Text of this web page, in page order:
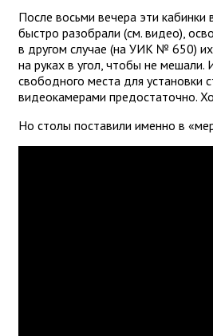
После восьми вечера эти кабинки
быстро разобрали (см. видео),
в другом случае (на УИК № 650)
на руках в угол, чтобы не мешали.
свободного места для установки
видеокамерами предостаточно.
Но столы поставили именно в